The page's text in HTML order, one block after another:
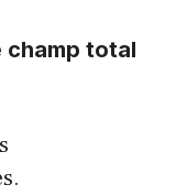
champ total